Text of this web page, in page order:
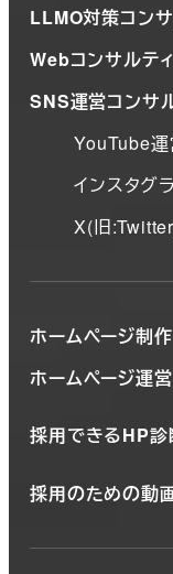
LLMO対策コン
Webコンサルテ
SNS運営コンサ
YouTube運
インスタグ
X(旧
ホームページ制作
ホームページ運
採用できるHP診
採用のための動